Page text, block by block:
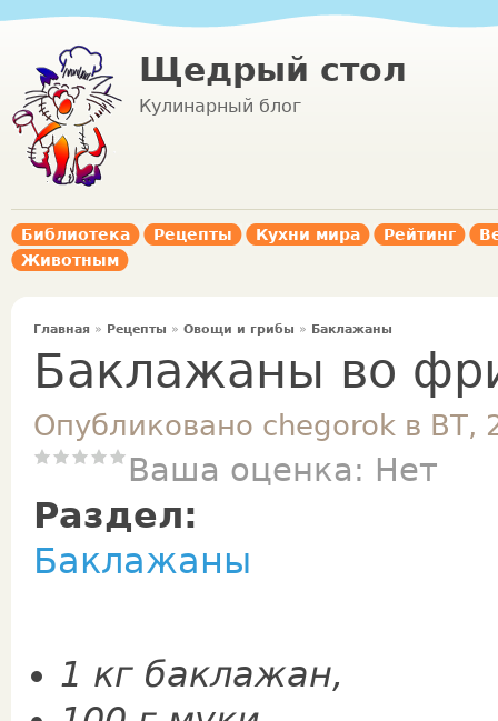
Щедрый стол
Кулинарный блог
Библиотека Рецепты Кухни мира Рейтинг
Животным
Главная » Рецепты » Овощи и грибы » Баклажаны
Баклажаны во
Опубликовано chegorok в ВТ,
Ваша оценка: Нет
Раздел:
Баклажаны
1 кг баклажан,